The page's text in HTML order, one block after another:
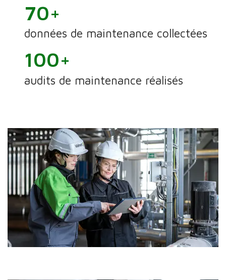
70+
données de maintenance collectées
100+
audits de maintenance réalisés